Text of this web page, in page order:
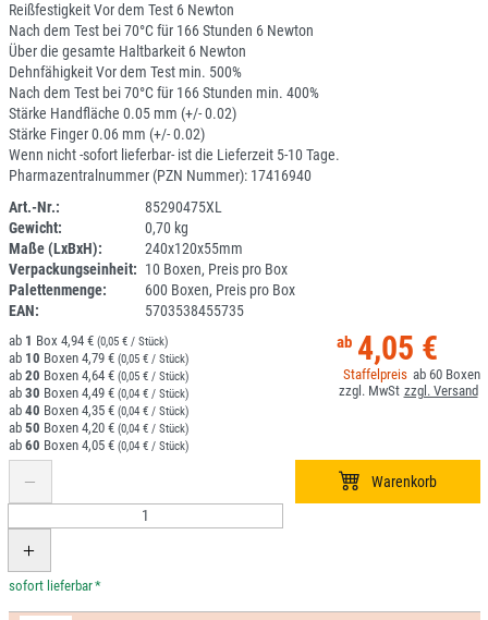
Reißfestigkeit Vor dem Test 6 Newton
Nach dem Test bei 70°C für 166 Stunden 6 Newton
Über die gesamte Haltbarkeit 6 Newton
Dehnfähigkeit Vor dem Test min. 500%
Nach dem Test bei 70°C für 166 Stunden min. 400%
Stärke Handfläche 0.05 mm (+/- 0.02)
Stärke Finger 0.06 mm (+/- 0.02)
Wenn nicht -sofort lieferbar- ist die Lieferzeit 5-10 Tage.
Pharmazentralnummer (PZN Nummer): 17416940
Art.-Nr.:
85290475XL
Gewicht:
0,70 kg
Maße (LxBxH):
240x120x55mm
Verpackungseinheit: 10 Boxen, Preis pro Box
Palettenmenge:
600 Boxen, Preis pro Box
EAN:
5703538455735
4,05 €
60
1 4,94 € (0,05 € / Stück)
10 4,79 € (0,05 € / Stück)
20 4,64 € (0,05 € / Stück)
30 4,49 € (0,04 € / Stück)
40 4,35 € (0,04 € / Stück)
50 4,20 € (0,04 € / Stück)
60 4,05 € (0,04 € / Stück)
*